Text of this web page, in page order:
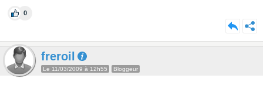
0
freroil
Le 11/03/2009 à 12h55 Bloggeur